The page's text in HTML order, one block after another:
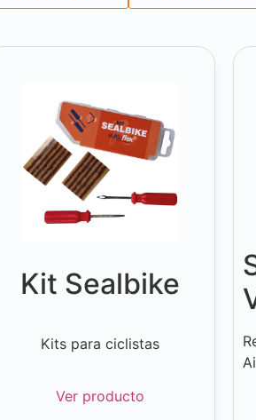
Kit Sealbike
Kits para ciclistas
Ver producto